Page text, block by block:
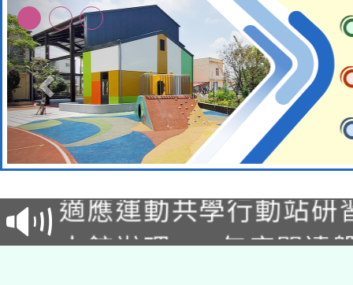
本校115學年度第2次
招甄選結果公告(無人
招)
適應運動共學行動站研
本館辦理115年度閱讀